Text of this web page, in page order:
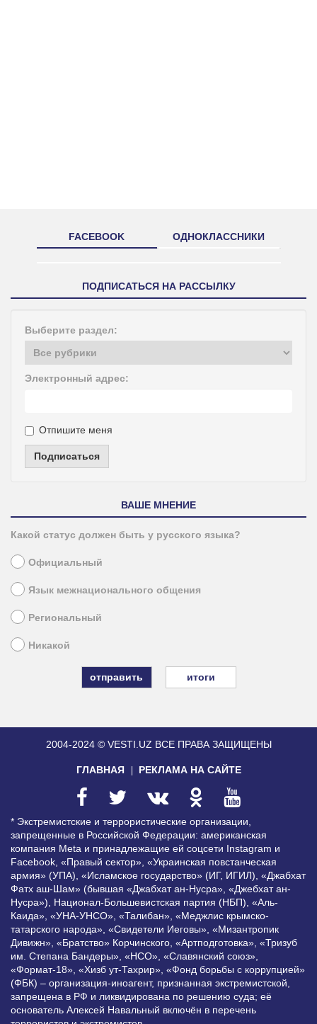
FACEBOOK ОДНОКЛАССНИКИ
ПОДПИСАТЬСЯ НА РАССЫЛКУ
Выберите раздел:
Электронный адрес:
Отпишите меня
Подписаться
ВАШЕ МНЕНИЕ
Какой статус должен быть у русского языка?
Официальный
Язык межнационального общения
Региональный
Никакой
итоги
2004-2024 © VESTI.UZ ВСЕ ПРАВА ЗАЩИЩЕНЫ
ГЛАВНАЯ РЕКЛАМА НА САЙТЕ
* Экстремистские и террористические организации,
запрещенные в Российской Федерации: американская
компания Meta и принадлежащие ей соцсети Instagram и
Facebook, «Правый сектор», «Украинская повстанческая
армия» (УПА), «Исламское государство» (ИГ, ИГИЛ), «Джабхат
Фатх аш-Шам» (бывшая «Джабхат ан-Нусра», «Джебхат ан-
Нусра»), Национал-Большевистская партия (НБП), «Аль-
Каида», «УНА-УНСО», «Талибан», «Меджлис крымско-
татарского народа», «Свидетели Иеговы», «Мизантропик
Дивижн», «Братство» Корчинского, «Артподготовка», «Тризуб
им. Степана Бандеры», «НСО», «Славянский союз»,
«Формат-18», «Хизб ут-Тахрир», «Фонд борьбы с коррупцией»
(ФБК) – организация-иноагент, признанная экстремистской,
запрещена в РФ и ликвидирована по решению суда; её
основатель Алексей Навальный включён в перечень